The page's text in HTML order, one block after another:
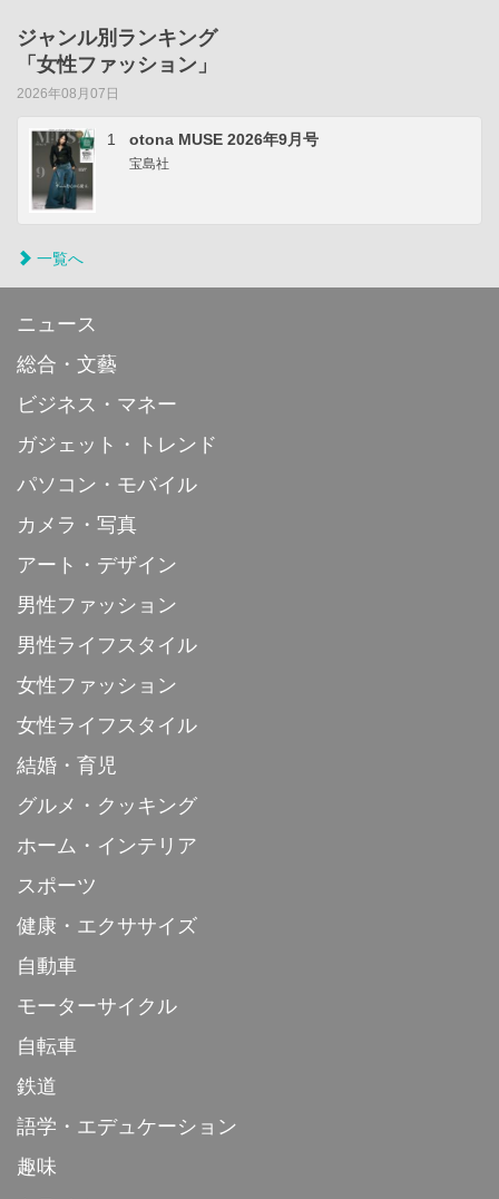
ジャンル別ランキング
「女性ファッション」
2026年08月07日
1 otona MUSE 2026年9月号
宝島社
一覧へ
ニュース
総合・文藝
ビジネス・マネー
ガジェット・トレンド
パソコン・モバイル
カメラ・写真
アート・デザイン
男性ファッション
男性ライフスタイル
女性ファッション
女性ライフスタイル
結婚・育児
グルメ・クッキング
ホーム・インテリア
スポーツ
健康・エクササイズ
自動車
モーターサイクル
自転車
鉄道
語学・エデュケーション
趣味